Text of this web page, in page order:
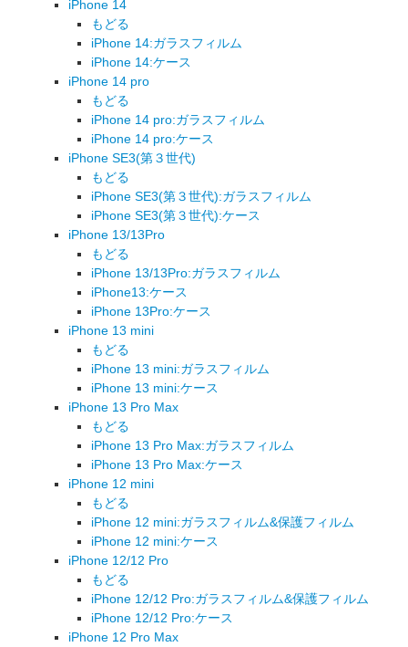
iPhone 14
もどる
iPhone 14:ガラスフィルム
iPhone 14:ケース
iPhone 14 pro
もどる
iPhone 14 pro:ガラスフィルム
iPhone 14 pro:ケース
iPhone SE3(第３世代)
もどる
iPhone SE3(第３世代):ガラスフィルム
iPhone SE3(第３世代):ケース
iPhone 13/13Pro
もどる
iPhone 13/13Pro:ガラスフィルム
iPhone13:ケース
iPhone 13Pro:ケース
iPhone 13 mini
もどる
iPhone 13 mini:ガラスフィルム
iPhone 13 mini:ケース
iPhone 13 Pro Max
もどる
iPhone 13 Pro Max:ガラスフィルム
iPhone 13 Pro Max:ケース
iPhone 12 mini
もどる
iPhone 12 mini:ガラスフィルム&保護フィルム
iPhone 12 mini:ケース
iPhone 12/12 Pro
もどる
iPhone 12/12 Pro:ガラスフィルム&保護フィルム
iPhone 12/12 Pro:ケース
iPhone 12 Pro Max